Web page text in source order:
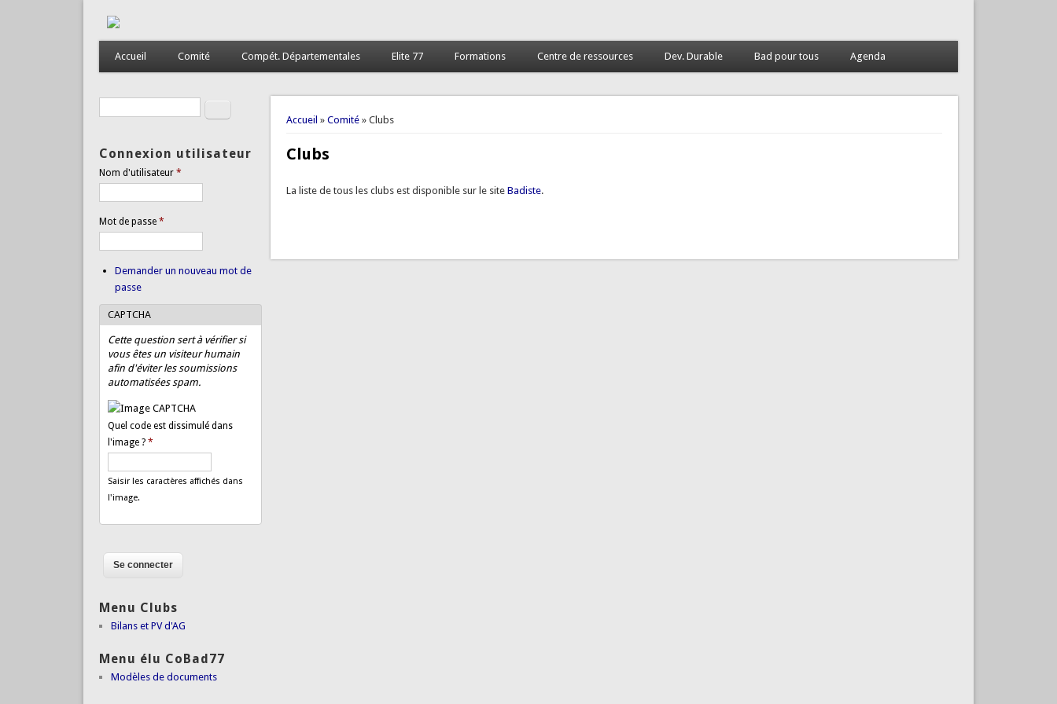
Accueil Comité Compét. Départementales Elite 77 Formations Centre de ressources Dev. Durable Bad pour tous Agenda
Vous êtes ici
Accueil »Comité » Clubs
Clubs
La liste de tous les clubs est disponible sur le siteBadiste.
Formulaire de recherche
Rechercher
Connexion utilisateur
Nom d'utilisateur *
Mot de passe *
Demander un nouveau mot de
passe
CAPTCHA
Cette question sert à vérifier si
vous êtes un visiteur humain
afin d'éviter les soumissions
automatisées spam.
Quel code est dissimulé dans
l'image ? *
Saisir les caractères affichés dans
l'image.
Menu Clubs
Bilans et PV d'AG
Menu élu CoBad77
Modèles de documents